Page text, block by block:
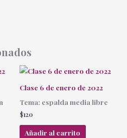
Clase 6 de enero de 2022
Tema: espalda media libre
$120
Añadir al carrito